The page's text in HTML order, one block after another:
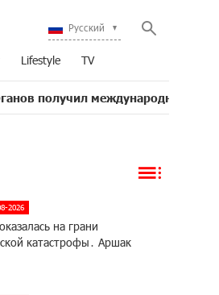
Русский
Lifestyle TV
международную госпремию
2026
на грани
катастрофы․ Аршак